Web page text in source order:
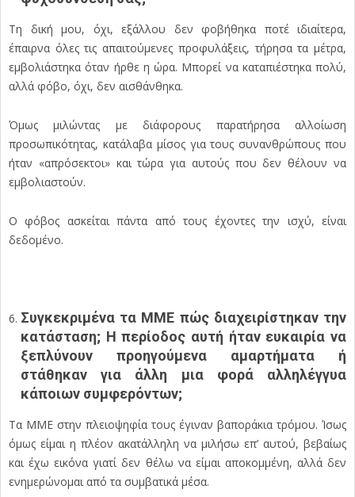
Τη δική μου, όχι, εξάλλου δεν φοβήθηκα ποτέ ιδιαίτερα,
έπαιρνα όλες τις απαιτούμενες προφυλάξεις, τήρησα τα μέτρα,
εμβολιάστηκα όταν ήρθε η ώρα. Μπορεί να καταπιέστηκα πολύ,
αλλά φόβο, όχι, δεν αισθάνθηκα.
Όμως μιλώντας με διάφορους παρατήρησα αλλοίωση
προσωπικότητας, κατάλαβα μίσος για τους συνανθρώπους που
ήταν «απρόσεκτοι» και τώρα για αυτούς που δεν θέλουν να
εμβολιαστούν.
Ο φόβος ασκείται πάντα από τους έχοντες την ισχύ, είναι
δεδομένο.
Συγκεκριμένα τα ΜΜΕ πώς διαχειρίστηκαν την
κατάσταση; Η περίοδος αυτή ήταν ευκαιρία να
ξεπλύνουν προηγούμενα αμαρτήματα ή
στάθηκαν για άλλη μια φορά αλληλέγγυα
κάποιων συμφερόντων;
Τα ΜΜΕ στην πλειοψηφία τους έγιναν βαποράκια τρόμου. Ίσως
όμως είμαι η πλέον ακατάλληλη να μιλήσω επ’ αυτού, βεβαίως
και έχω εικόνα γιατί δεν θέλω να είμαι αποκομμένη, αλλά δεν
ενημερώνομαι από τα συμβατικά μέσα.